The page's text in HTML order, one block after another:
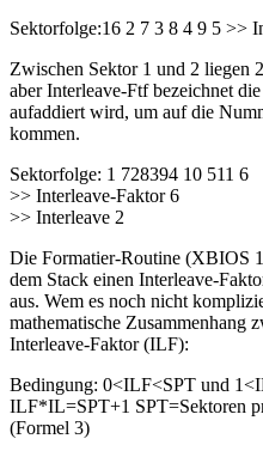
Sektorfolge:16 2 7 3 8 4 9 5 >>
Zwischen Sektor 1 und 2 liegen
aber Interleave-Ftf bezeichnet
aufaddiert wird, um auf die
kommen.
Sektorfolge: 1 728394 10 511 6
>> Interleave-Faktor 6
>> Interleave 2
Die Formatier-Routine (XBIOS
dem Stack einen Interleave-
aus. Wem es noch nicht
mathematische Zusammenhang
Interleave-Faktor (ILF):
Bedingung: 0<ILF<SPT und
ILF*IL=SPT+1 SPT=Sektoren
(Formel 3)